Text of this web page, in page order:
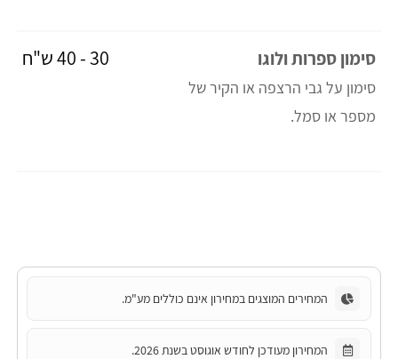
סימון ספרות ולוגו
סימון על גבי הרצפה או הקיר של
מספר או סמל.
30 - 40 ש"ח
המחירים המוצגים במחירון אינם כוללים מע"מ.
המחירון מעודכן לחודש אוגוסט בשנת 2026.